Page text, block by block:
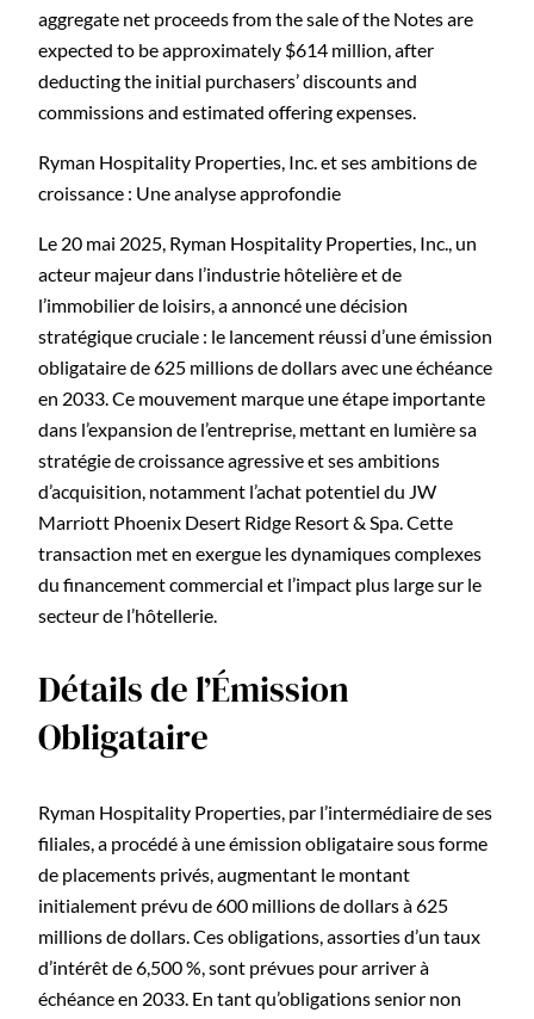
aggregate net proceeds from the sale of the Notes are
expected to be approximately $614 million, after
deducting the initial purchasers’ discounts and
commissions and estimated offering expenses.
Ryman Hospitality Properties, Inc. et ses ambitions de
croissance : Une analyse approfondie
Le 20 mai 2025, Ryman Hospitality Properties, Inc., un
acteur majeur dans l’industrie hôtelière et de
l’immobilier de loisirs, a annoncé une décision
stratégique cruciale : le lancement réussi d’une émission
obligataire de 625 millions de dollars avec une échéance
en 2033. Ce mouvement marque une étape importante
dans l’expansion de l’entreprise, mettant en lumière sa
stratégie de croissance agressive et ses ambitions
d’acquisition, notamment l’achat potentiel du JW
Marriott Phoenix Desert Ridge Resort & Spa. Cette
transaction met en exergue les dynamiques complexes
du financement commercial et l’impact plus large sur le
secteur de l’hôtellerie.
Détails de l’Émission
Obligataire
Ryman Hospitality Properties, par l’intermédiaire de ses
filiales, a procédé à une émission obligataire sous forme
de placements privés, augmentant le montant
initialement prévu de 600 millions de dollars à 625
millions de dollars. Ces obligations, assorties d’un taux
d’intérêt de 6,500 %, sont prévues pour arriver à
échéance en 2033. En tant qu’obligations senior non